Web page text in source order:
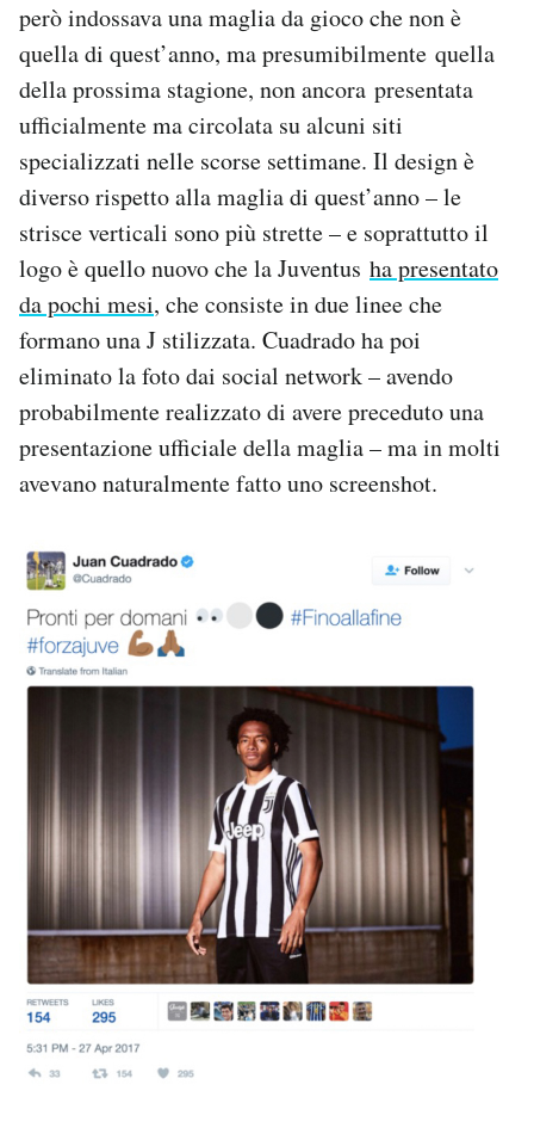
Esci
però indossava una maglia da gioco che non è
quella di quest’anno, ma presumibilmente quella
della prossima stagione, non ancora presentata
ufficialmente ma circolata su alcuni siti
specializzati nelle scorse settimane. Il design è
diverso rispetto alla maglia di quest’anno – le
strisce verticali sono più strette – e soprattutto il
logo è quello nuovo che la Juventus ha presentato
da pochi mesi, che consiste in due linee che
formano una J stilizzata. Cuadrado ha poi
eliminato la foto dai social network – avendo
probabilmente realizzato di avere preceduto una
presentazione ufficiale della maglia – ma in molti
avevano naturalmente fatto uno screenshot.